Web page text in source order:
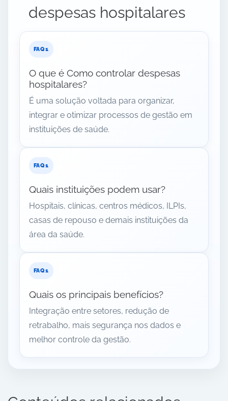
despesas hospitalares
O que é Como controlar despesas
hospitalares?
É uma solução voltada para organizar,
integrar e otimizar processos de gestão em
instituições de saúde.
Quais instituições podem usar?
Hospitais, clínicas, centros médicos, ILPIs,
casas de repouso e demais instituições da
área da saúde.
Quais os principais benefícios?
Integração entre setores, redução de
retrabalho, mais segurança nos dados e
melhor controle da gestão.